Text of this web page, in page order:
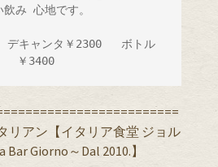
飲み 心地です。
デキャンタ￥2300   ボトル
￥3400
リアン【イタリア食堂 ジョル
Giorno～Dal 2010.】